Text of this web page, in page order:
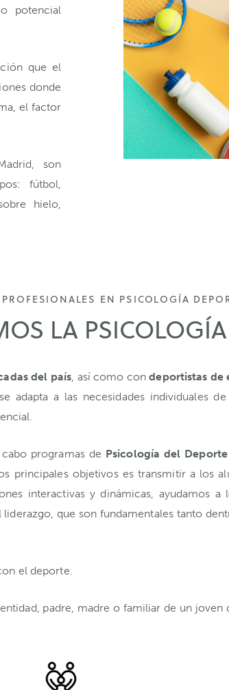
potencial
que el
donde
el factor
son
fútbol,
hielo,
PROFESIONALES EN PSICOLOGÍA
LA
del país , así como condeportistas de
se adapta a las necesidades individuales
programas de Psicología del Deporte
principales objetivos es transmitir a los
interactivas y dinámicas, ayudamos a
que son fundamentales tanto
el deporte.
padre, madre o familiar de un joven